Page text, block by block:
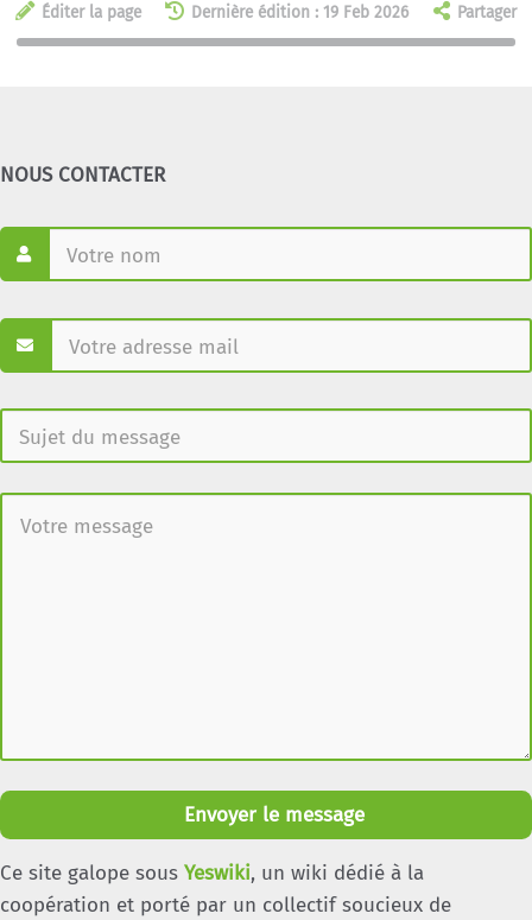
Éditer la page Dernière édition : 19 Feb 2026 Partager
NOUS CONTACTER
Envoyer le message
Ce site galope sous Yeswiki, un wiki dédié à la
coopération et porté par un collectif soucieux de